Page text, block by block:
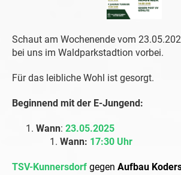
Schaut am Wochenende vom
bei uns im Waldparkstadtion vorbei.
Für das leibliche Wohl ist gesorgt.
Beginnend mit der E-Jungend:
Wann: 23.05.2025
Wann: 17:30 Uhr
TSV-Kunnersdorf gegen Aufbau